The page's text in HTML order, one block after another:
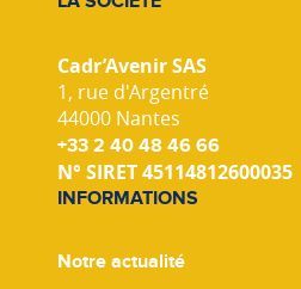
Cadr’Avenir SAS
1, rue d'Argentré
44000 Nantes
+33 2 40 48 46 66
N° SIRET 45114812600035
INFORMATIONS
Notre actualité